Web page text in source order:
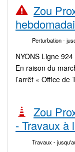
Zou
Perturbation-
NYONS Ligne
En raison du
l’arrêt « Office de
Zou
- Travaux à
Travaux -